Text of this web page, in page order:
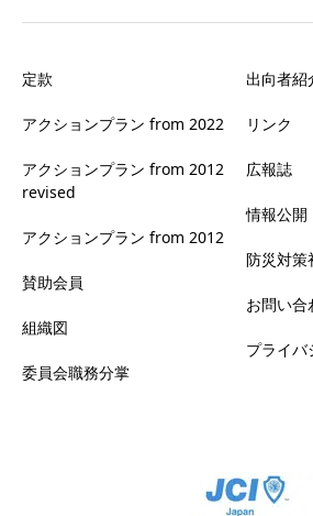
定款
アクションプラン from 2022
アクションプラン from 2012
revised
アクションプラン from 2012
賛助会員
組織図
委員会職務分掌
出向者紹
リンク
広報誌
情報公開
防災対策
お問い合
プライバ